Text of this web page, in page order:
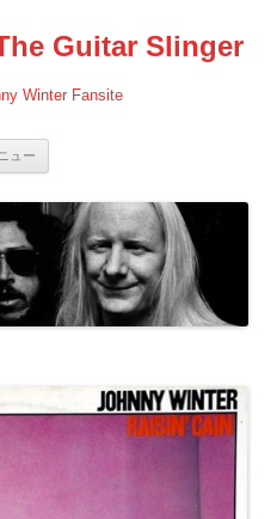
Guitar Slinger
Winter Fansite
ュー